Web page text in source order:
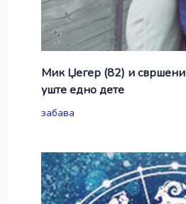
Мик Џегер (82) и
уште едно дете
забава